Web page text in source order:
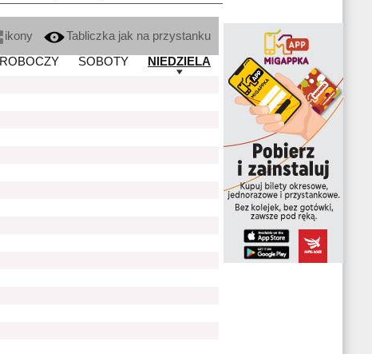
ikony
Tabliczka jak na przystanku
ROBOCZY
SOBOTY
NIEDZIELA